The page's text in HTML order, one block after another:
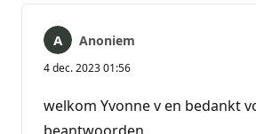
Anoniem
4 dec. 2023 01:56
welkom Yvonne v en bedankt